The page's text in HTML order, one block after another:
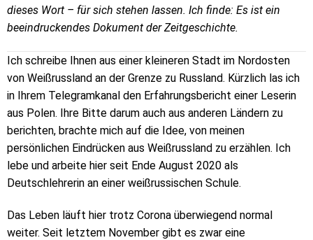
dieses Wort – für sich stehen lassen. Ich finde: Es ist ein
beeindruckendes Dokument der Zeitgeschichte.
Ich schreibe Ihnen aus einer kleineren Stadt im Nordosten
von Weißrussland an der Grenze zu Russland. Kürzlich las ich
in Ihrem Telegramkanal den Erfahrungsbericht einer Leserin
aus Polen. Ihre Bitte darum auch aus anderen Ländern zu
berichten, brachte mich auf die Idee, von meinen
persönlichen Eindrücken aus Weißrussland zu erzählen. Ich
lebe und arbeite hier seit Ende August 2020 als
Deutschlehrerin an einer weißrussischen Schule.
Das Leben läuft hier trotz Corona überwiegend normal
weiter. Seit letztem November gibt es zwar eine